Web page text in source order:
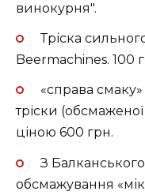
винокурня".
Тріска
Beermachines. 100
«справа
тріски
ціною 600 грн.
З
обсмажування